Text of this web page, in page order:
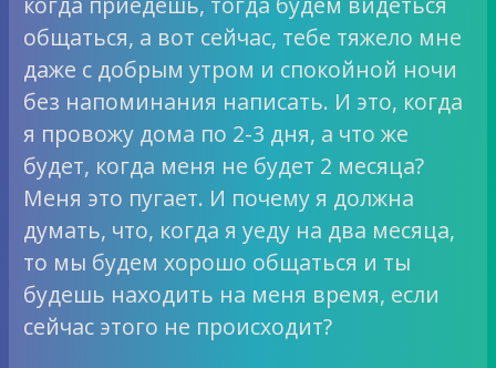
общаться, а вот сейчас, тебе тяжело мне
даже с добрым утром и спокойной ночи
без напоминания написать. И это, когда
я провожу дома по 2-3 дня, а что же
будет, когда меня не будет 2 месяца?
Меня это пугает. И почему я должна
думать, что, когда я уеду на два месяца,
то мы будем хорошо общаться и ты
будешь находить на меня время, если
сейчас этого не происходит?